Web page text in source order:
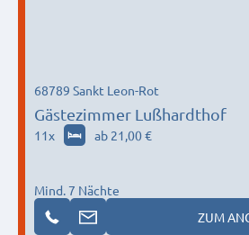
Gästezimmer Lußhardthof
68789 Sankt Leon-Rot
11x ab 21,00 €
Mind. 7 Nächte
ZUM